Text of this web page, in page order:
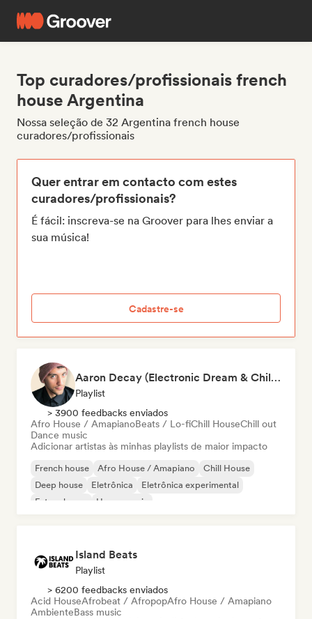
Top curadores/profissionais french
house Argentina
Nossa seleção de 32 Argentina french house
curadores/profissionais
Quer entrar em contacto com estes
curadores/profissionais?
É fácil: inscreva-se na Groover para lhes enviar a
sua música!
Cadastre-se
Aaron Decay (Electronic Dream & Chill Electronic Dream playlists)
Playlist
> 3900 feedbacks enviados
Afro House / AmapianoBeats / Lo-fiChill HouseChill out
Dance music
Adicionar artistas às minhas playlists de maior impacto
French house Afro House / Amapiano
Chill House
Deep house
Eletrônica
Eletrônica experimental
Future house
House music
Island Beats
Playlist
> 6200 feedbacks enviados
Acid HouseAfrobeat / AfropopAfro House / Amapiano
AmbienteBass music